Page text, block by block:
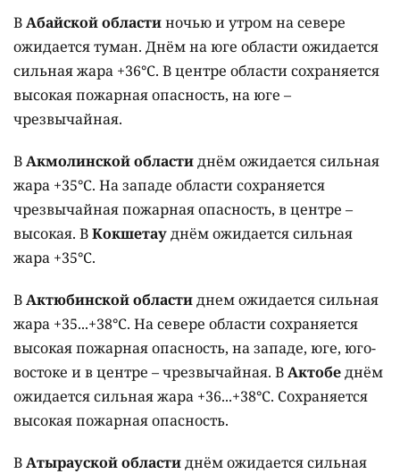
ВАбайской областиночью и утром на севере
ожидается туман. Днём на юге области ожидается
сильная жара +36°C. В центре области сохраняется
высокая пожарная опасность, на юге –
чрезвычайная.
ВАкмолинской областиднём ожидается сильная
жара +35°C. На западе области сохраняется
чрезвычайная пожарная опасность, в центре –
высокая. ВКокшетауднём ожидается сильная
жара +35°C.
ВАктюбинской областиднем ожидается сильная
жара +35...+38°C. На севере области сохраняется
высокая пожарная опасность, на западе, юге, юго-
востоке и в центре – чрезвычайная. ВАктобеднём
ожидается сильная жара +36...+38°C. Сохраняется
высокая пожарная опасность.
ВАтырауской областиднём ожидается сильная